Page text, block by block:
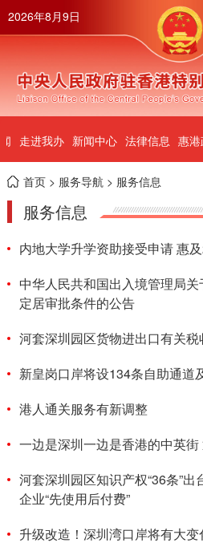
2026年8月9日
走进我办 新闻中心 法律信息 惠
首页> 服务导航> 服务信息
服务信息
内地大学升学资助接受申请 惠
中华人民共和国出入境管理局
定居审批条件的公告
河套深圳园区货物进出口有关税
新皇岗口岸将设134条自助通道
港人通关服务有新调整
一边是深圳一边是香港的中英街
河套深圳园区知识产权“36条”
企业“先使用后付费”
升级改造！深圳湾口岸将有大